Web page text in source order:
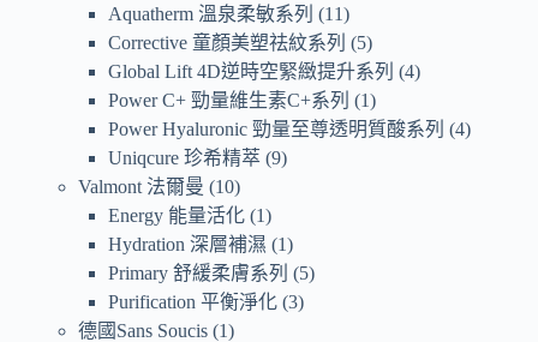
Aquatherm 溫泉柔敏系列
11
Corrective 童顏美塑祛紋系列
5
Global Lift 4D逆時空緊緻提升系列
4
Power C+ 勁量維生素C+系列
1
Power Hyaluronic 勁量至尊透明質酸系列
4
Uniqcure 珍希精萃 9
Valmont 法爾曼
10
Energy 能量活化 1
Hydration 深層補濕
1
Primary 舒緩柔膚系列
5
Purification 平衡淨化 3
德國Sans Soucis 1